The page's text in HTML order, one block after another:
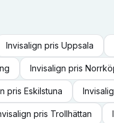
Invisalign pris Uppsala
Invisalign pris
pris Eskilstuna
pris Trollhättan